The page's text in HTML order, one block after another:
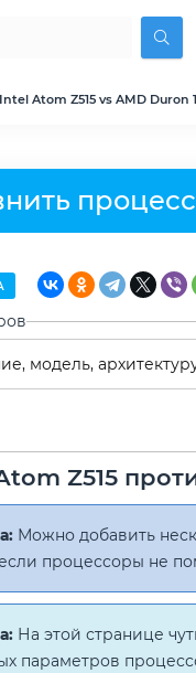
Atom Z515 vs AMD Duron
Z515
Можно добавить
процессоры не
На этой странице
параметров